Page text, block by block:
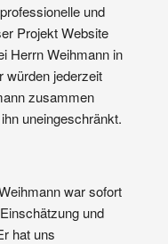
und
Projekt Website
Herrn Weihmann in
würden jederzeit
zusammen
uneingeschränkt.
war sofort
und
hat uns